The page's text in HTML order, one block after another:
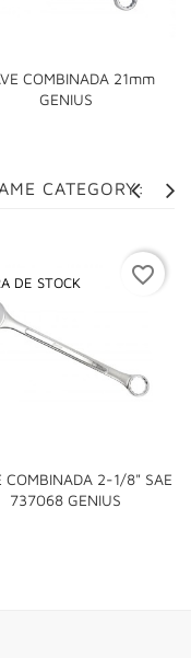
COMBINADA 21mm
GENIUS
CATEGORY:
COMBINADA 2-1/8" SAE
737068 GENIUS
DE STOCK favorite_border